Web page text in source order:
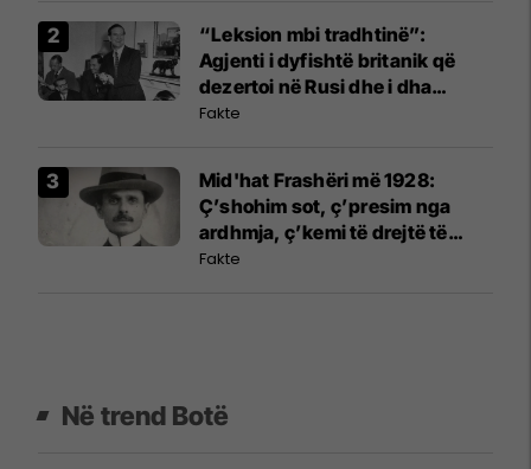
“Leksion mbi tradhtinë”:
Agjenti i dyfishtë britanik që
dezertoi në Rusi dhe i dha
mësim armikut
Fakte
Mid'hat Frashëri më 1928:
Ç’shohim sot, ç’presim nga
ardhmja, ç’kemi të drejtë të
kërkojmë buron nga Lidhja e
Fakte
Në trend Botë